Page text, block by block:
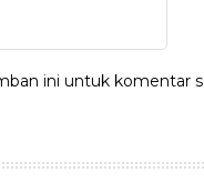
ini untuk komentar